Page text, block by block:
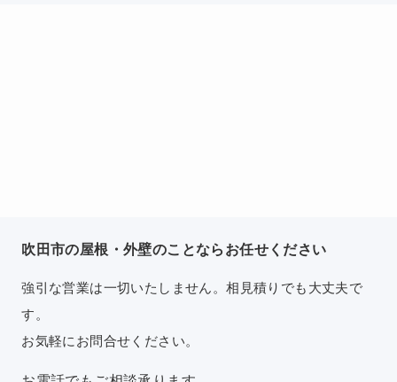
吹田市の屋根・外壁のことならお任せください
強引な営業は一切いたしません。相見積りでも大丈夫で
す。
お気軽にお問合せください。